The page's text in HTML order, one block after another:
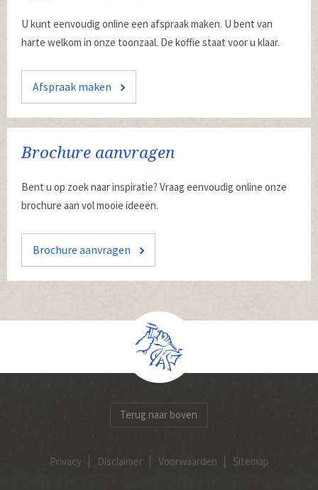
U kunt eenvoudig online een afspraak maken. U bent van
harte welkom in onze toonzaal. De koffie staat voor u klaar.
Afspraak maken
Brochure aanvragen
Bent u op zoek naar inspiratie? Vraag eenvoudig online onze
brochure aan vol mooie ideeën.
Brochure aanvragen
Terug naar boven
Privacy Disclaimer Voorwaarden Sitemap